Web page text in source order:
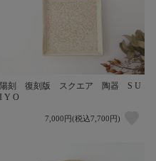
陽刻 復刻版 スクエア 陶器 S U
I Y O
7,000円(税込7,700円)